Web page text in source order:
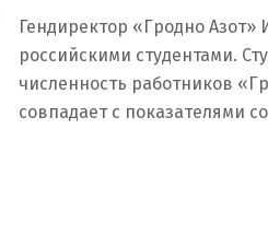
Гендиректор «Гродно Азот»
российскими студентами.
численность работников
совпадает с показателями